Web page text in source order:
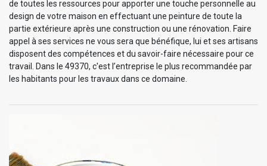
de toutes les ressources pour apporter une touche personnelle au
design de votre maison en effectuant une peinture de toute la
partie extérieure après une construction ou une rénovation. Faire
appel à ses services ne vous sera que bénéfique, lui et ses artisans
disposent des compétences et du savoir-faire nécessaire pour ce
travail. Dans le 49370, c'est l’entreprise le plus recommandée par
les habitants pour les travaux dans ce domaine.